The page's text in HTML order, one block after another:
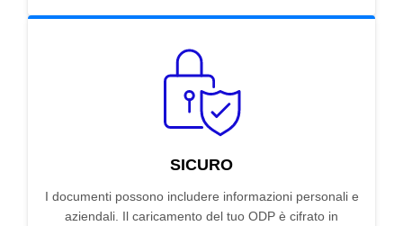
SICURO
I documenti possono includere informazioni personali e
aziendali. Il caricamento del tuo ODP è cifrato in